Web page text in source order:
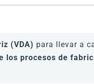
(VDA) para llevar a
los procesos de